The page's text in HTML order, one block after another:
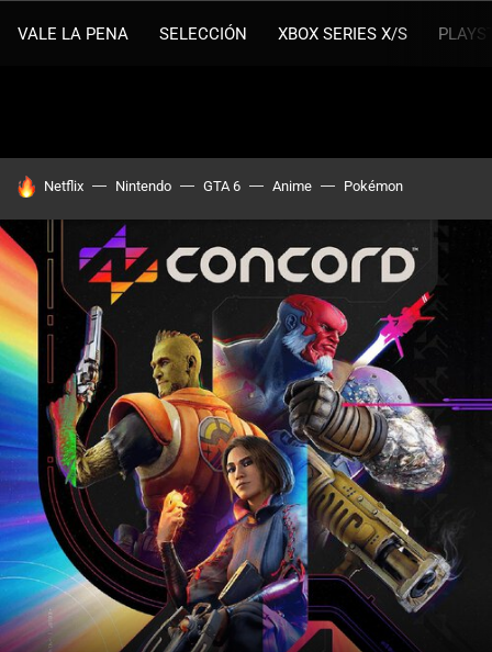
VALE LA PENA SELECCIÓN XBOX SERIES X/S
HOY SE HABLA DE
Netflix Nintendo GTA 6 Anime Pokémon